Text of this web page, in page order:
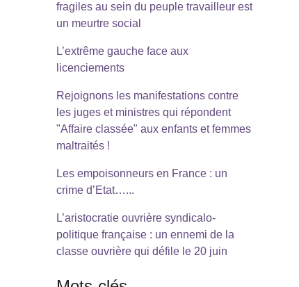
fragiles au sein du peuple travailleur est
un meurtre social
L’extrême gauche face aux
licenciements
Rejoignons les manifestations contre
les juges et ministres qui répondent
"Affaire classée" aux enfants et femmes
maltraités !
Les empoisonneurs en France : un
crime d’Etat…...
L’aristocratie ouvrière syndicalo-
politique française : un ennemi de la
classe ouvrière qui défile le 20 juin